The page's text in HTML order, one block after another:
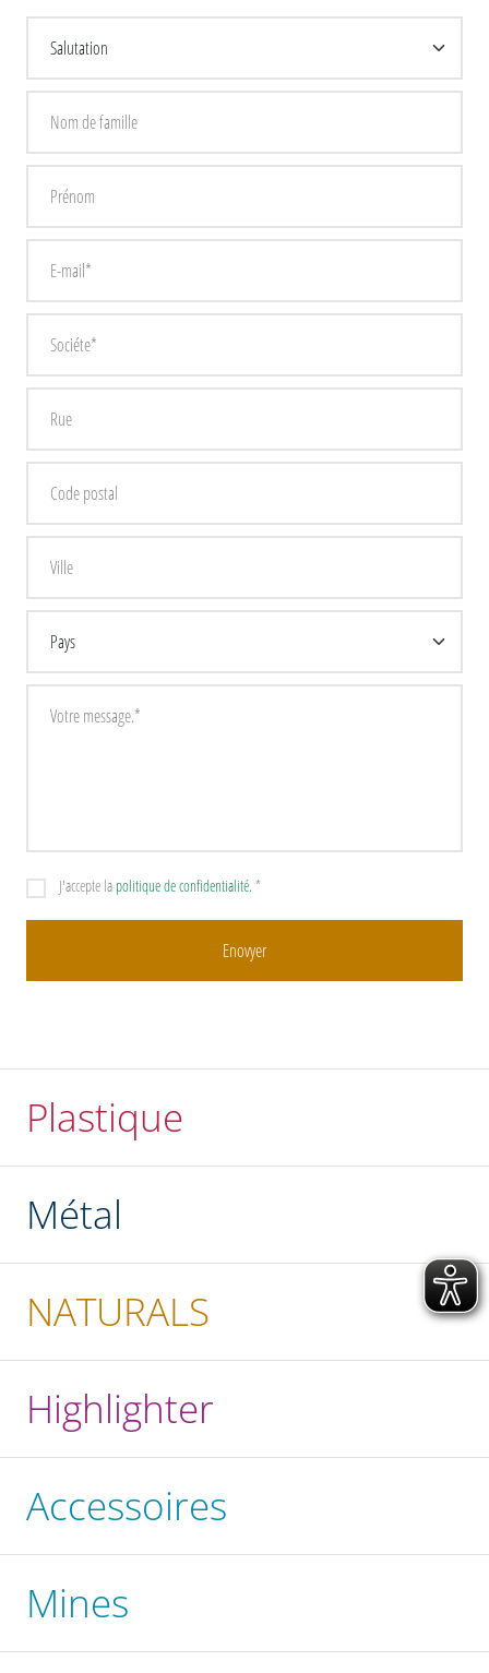
J'accepte la politique de confidentialité. *
Plastique
Métal
NATURALS
Highlighter
Accessoires
Mines